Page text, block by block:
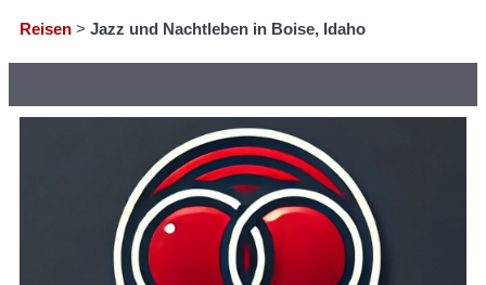
Reisen > Jazz und Nachtleben in Boise, Idaho